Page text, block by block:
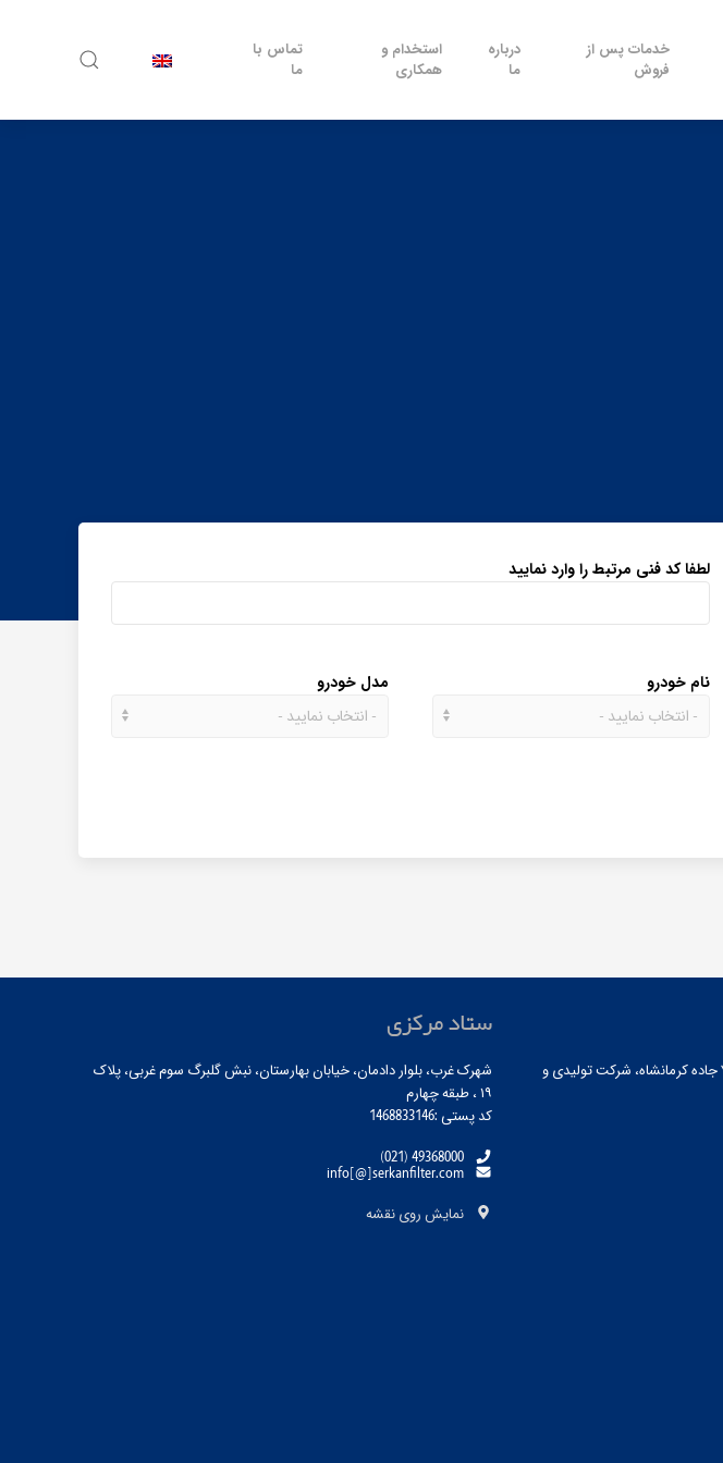
خدمات پس از
فروش
درباره
ما
استخدام و
همکاری
تماس با
ما
لطفا کد فنی مرتبط را وارد نمایید
نام خودرو مدل خودرو
همدان، شهرستان تویسرکان، کیلومتر ۷ جاده کرمانشاه، شرکت تولیدی و
ستاد مرکزی
شهرک غرب، بلوار دادمان، خیابان بهارستان، نبش گلبرگ سوم غربی، پلاک
۱۹ ، طبقه چهارم
کد پستی :1468833146
(021) 49368000
info[@]serkanfilter.com
نمایش روی نقشه